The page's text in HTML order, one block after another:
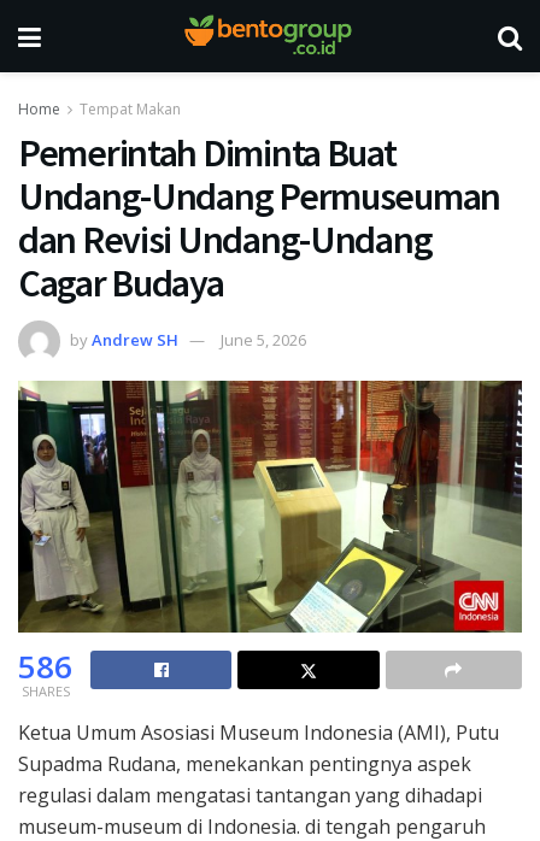
Home Tempat Makan
Pemerintah Diminta Buat
Undang-Undang Permuseuman
dan Revisi Undang-Undang
Cagar Budaya
byAndrew SH June 5, 2026
586
SHARES
Ketua Umum Asosiasi Museum Indonesia (AMI), Putu
Supadma Rudana, menekankan pentingnya aspek
regulasi dalam mengatasi tantangan yang dihadapi
museum-museum di Indonesia. di tengah pengaruh